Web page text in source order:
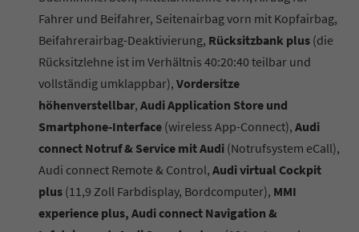
Fahrer und Beifahrer, Seitenairbag vorn mit Kopfairbag,
Beifahrerairbag-Deaktivierung, Rücksitzbank plus (die
Rücksitzlehne ist im Verhältnis 40:20:40 teilbar und
vollständig umklappbar), Vordersitze
höhenverstellbar, Audi Application Store und
Smartphone-Interface (wireless App-Connect), Audi
connect Notruf & Service mit Audi (Notrufsystem eCall),
Audi connect Remote & Control, Audi virtual Cockpit
plus (11,9 Zoll Farbdisplay, Bordcomputer), MMI
experience plus, Audi connect Navigation &